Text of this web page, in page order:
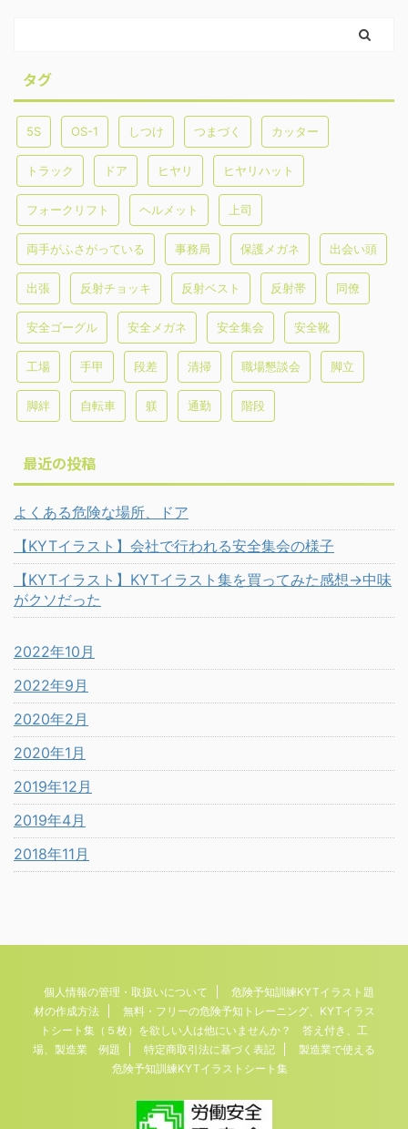
タグ
5S OS-1 しつけ つまづく カッター
トラック ドア ヒヤリ ヒヤリハット
フォークリフト ヘルメット 上司
両手がふさがっている 事務局 保護メガネ 出会い頭
出張 反射チョッキ 反射ベスト 反射帯 同僚
安全ゴーグル 安全メガネ 安全集会 安全靴
工場 手甲 段差 清掃 職場懇談会 脚立
脚絆 自転車 躾 通勤 階段
最近の投稿
よくある危険な場所、ドア
【KYTイラスト】会社で行われる安全集会の様子
【KYTイラスト】KYTイラスト集を買ってみた感想→中味
がクソだった
2022年10月
2022年9月
2020年2月
2020年1月
2019年12月
2019年4月
2018年11月
個人情報の管理・取扱いについて
危険予知訓練KYTイラスト題
材の作成方法
無料・フリーの危険予知トレーニング、KYTイラス
トシート集（５枚）を欲しい人は他にいませんか？ 答え付き、工
場、製造業 例題
特定商取引法に基づく表記
製造業で使える
危険予知訓練KYTイラストシート集